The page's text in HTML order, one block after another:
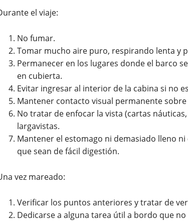
el viaje:
No fumar.
Tomar mucho aire puro, respirando lenta y
Permanecer en los lugares donde el barco
en cubierta.
Evitar ingresar al interior de la cabina si no
Mantener contacto visual permanente
No tratar de enfocar la vista (cartas
largavistas.
Mantener el estomago ni demasiado lleno
que sean de fácil digestión.
vez mareado:
Verificar los puntos anteriores y tratar de
Dedicarse a alguna tarea útil a bordo que